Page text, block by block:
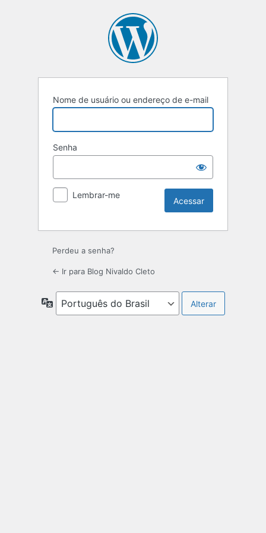
Nome de usuário ou endereço de e-mail
Senha
Lembrar-me
Perdeu a senha?
← Ir para Blog Nivaldo Cleto
Idioma